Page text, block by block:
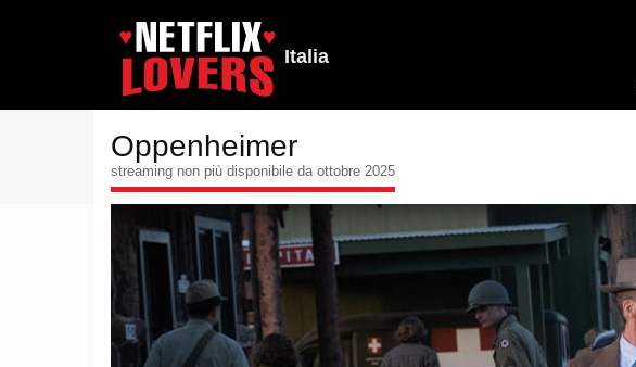
Italia
Oppenheimer
streaming non più disponibile da ottobre 2025